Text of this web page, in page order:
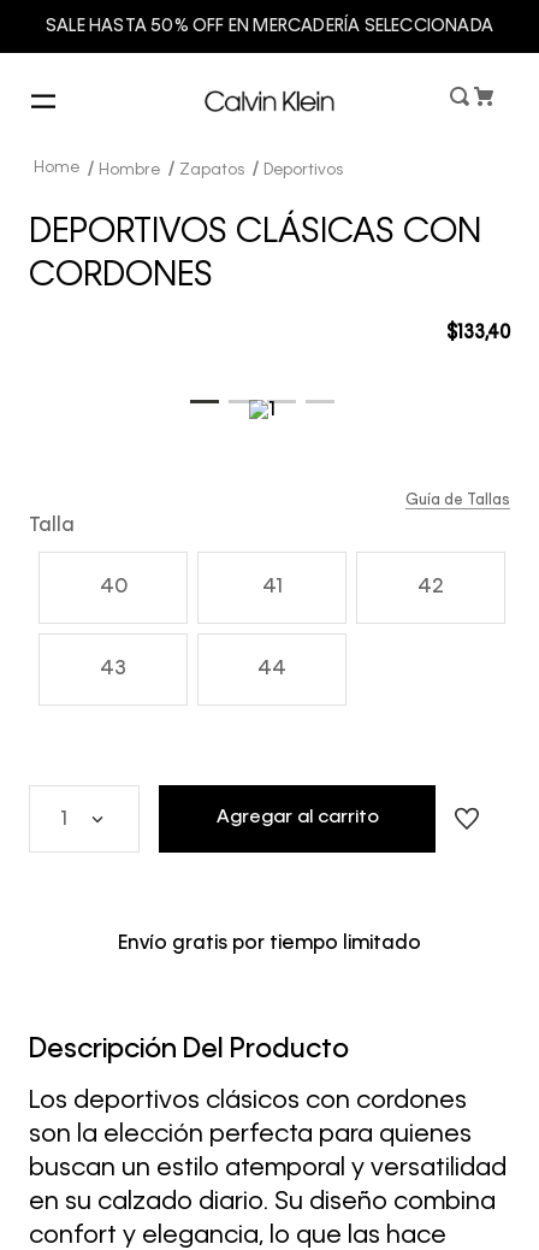
SALE HASTA 50% OFF EN MERCADERÍA SELECCIONADA
Hombre Zapatos Deportivos
DEPORTIVOS CLÁSICAS CON
CORDONES
$133,40
Talla
40 41 42
43 44
Guía de Tallas
Agregar al carrito
Envío gratis por tiempo limitado
Descripción Del Producto
Los deportivos clásicos con cordones
son la elección perfecta para quienes
buscan un estilo atemporal y versatilidad
en su calzado diario. Su diseño combina
confort y elegancia, lo que las hace